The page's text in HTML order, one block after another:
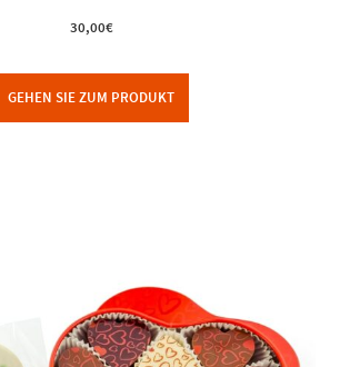
30,00€
GEHEN SIE ZUM PRODUKT